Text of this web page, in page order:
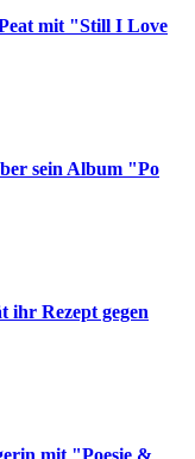
mit "Still I Love
sein Album "Po
ihr Rezept gegen
mit "Poesie &